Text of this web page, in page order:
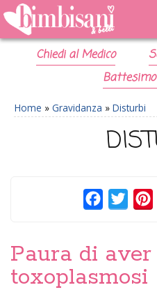
Chiedi al Medico
Home » Gravidanza » Disturbi
Facebook
Paura di
toxoplasmosi